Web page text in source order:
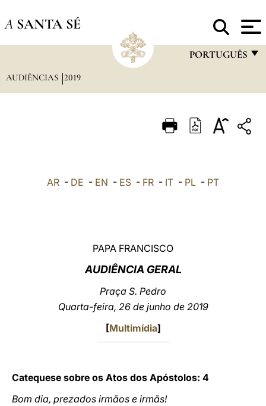
A SANTA SÉ
PORTUGUÊS
ITALIANO
AUDIÊNCIAS 2019
AR - DE - EN - ES - FR - IT - PL - PT
PAPA FRANCISCO
AUDIÊNCIA GERAL
Praça S. Pedro
Quarta-feira, 26 de junho de 2019
[Multimídia]
Catequese sobre os Atos dos Apóstolos: 4
Bom dia, prezados irmãos e irmãs!